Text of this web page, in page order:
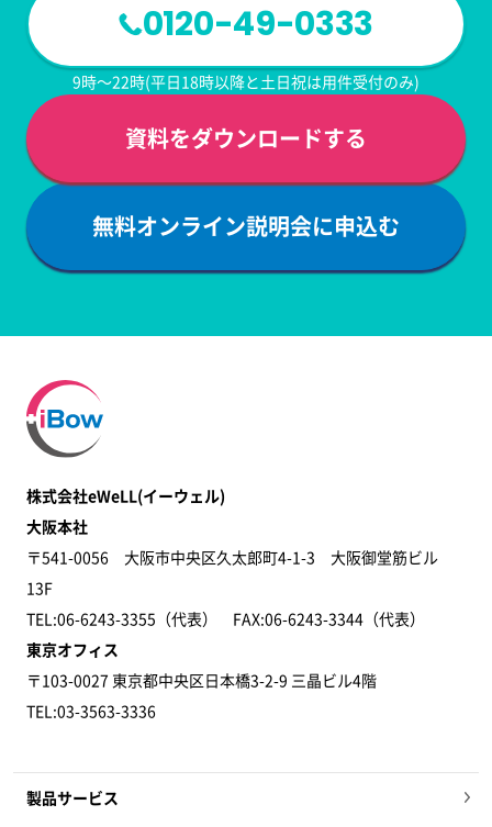
無料オンライン説明会に申込む
資料をダウンロードする
0120-49-0333
9時～22時(平日18時以降と土日祝は用件受付のみ)
株式会社eWeLL(イーウェル)
大阪本社
〒541-0056 大阪市中央区久太郎町4-1-3 大阪御堂筋ビル
13F
TEL:06-6243-3355（代表） FAX:06-6243-3344​（代表）
東京オフィス
〒103-0027 東京都中央区日本橋3-2-9 三晶ビル4階
TEL:03-3563-3336
製品サービス